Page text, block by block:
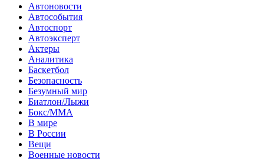
Автоновости
Автособытия
Автоспорт
Автоэксперт
Актеры
Аналитика
Баскетбол
Безопасность
Безумный мир
Биатлон/Лыжи
Бокс/MMA
В мире
В России
Вещи
Военные новости